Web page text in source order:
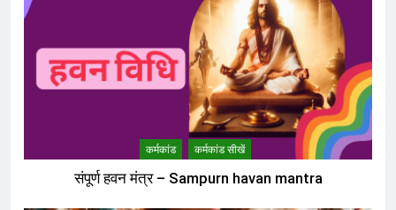
कर्मकांड कर्मकांड सीखें
संपूर्ण हवन मंत्र – Sampurn havan mantra